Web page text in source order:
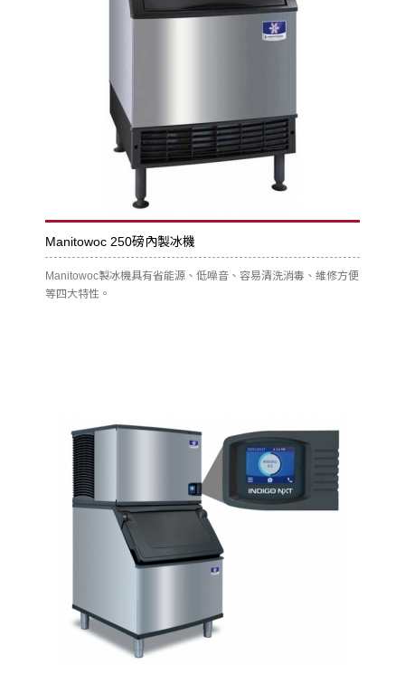
Manitowoc 250磅內製冰機
Manitowoc製冰機具有省能源、低噪音、容易清洗消毒、維修方便
等四大特性。